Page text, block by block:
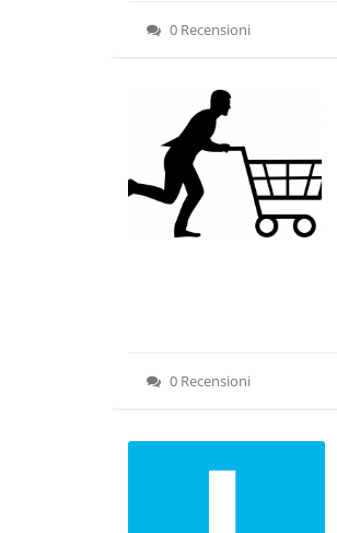
0 Recensioni
0 Recensioni